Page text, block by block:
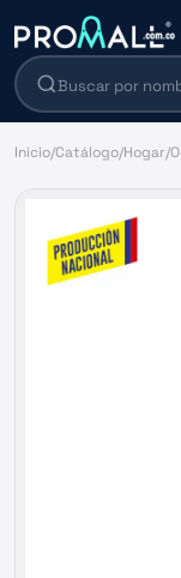
Inicio/Catálogo/Hogar/